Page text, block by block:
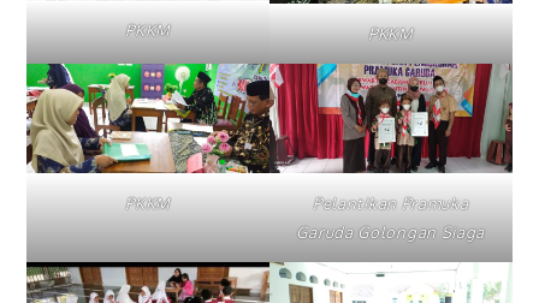
PKKM PKKM
PKKM
Pelantikan Pramuka
Garuda Golongan Siaga